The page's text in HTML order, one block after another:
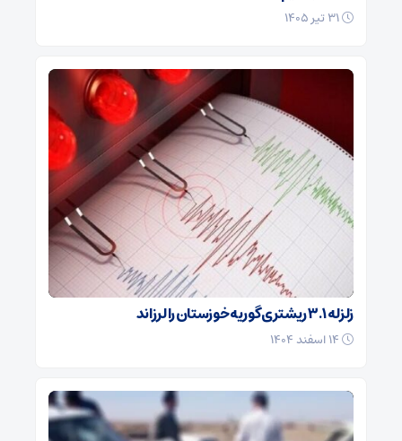
زلزله ۳.۱ ریشتری گوریه خوزستان را لرزاند